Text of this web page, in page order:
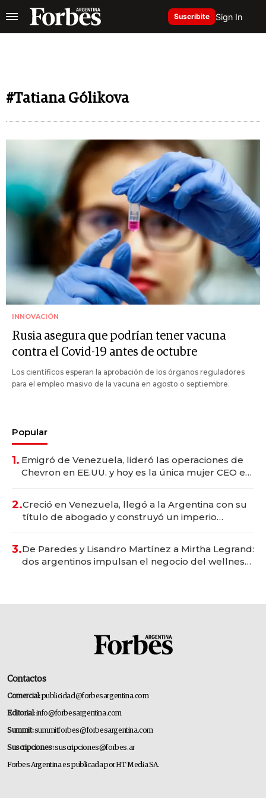
Suscribite Sign In
#Tatiana Gólikova
INNOVACIÓN
Rusia asegura que podrían tener vacuna
contra el Covid-19 antes de octubre
Los científicos esperan la aprobación de los órganos reguladores
para el empleo masivo de la vacuna en agosto o septiembre.
Popular
1. Emigró de Venezuela, lideró las operaciones de
Chevron en EE.UU. y hoy es la única mujer CEO en
2.Creció en Venezuela, llegó a la Argentina con su
título de abogado y construyó un imperio
3.De Paredes y Lisandro Martínez a Mirtha Legrand:
dos argentinos impulsan el negocio del wellness
Contactos
Comercial:publicidad@forbesargentina.com
Editorial:info@forbesargentina.com
Summit:summitforbes@forbesargentina.com
Suscripciones:suscripciones@forbes.ar
Forbes Argentina es publicada por HT Media SA.